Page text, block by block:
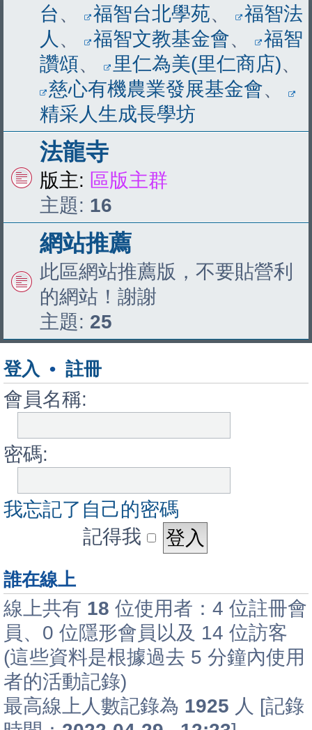
台、 福智台北學苑、
福智法
人 、 福智文教基金會、
福智
讚頌、 里仁為美(里仁商店)、
慈心有機農業發展基金會、
精采人生成長學坊
法龍寺
版主: 區版主群
主題: 16
網站推薦
此區網站推薦版，不要貼營利
的網站！謝謝
主題: 25
登入 • 註冊
會員名稱:
密碼:
我忘記了自己的密碼
記得我
誰在線上
線上共有 18 位使用者：4 位註冊會
員、0 位隱形會員以及 14 位訪客
(這些資料是根據過去 5 分鐘內使用
者的活動記錄)
最高線上人數記錄為 1925 人 [記錄